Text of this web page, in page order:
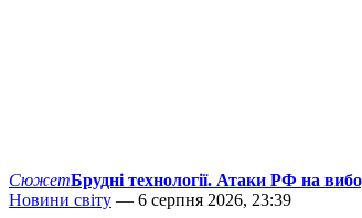
СюжетБрудні технології. Атаки РФ на
Новини світу — 6 серпня 2026, 23:39